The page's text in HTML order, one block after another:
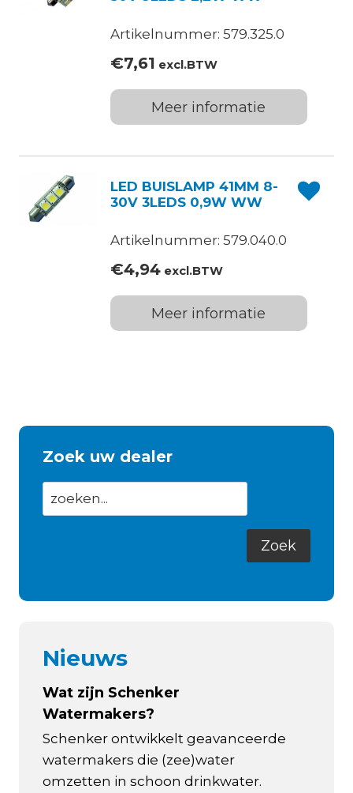
Artikelnummer: 579.325.0
€7,61 excl.BTW
Meer informatie
LED BUISLAMP 41MM 8-
30V 3LEDS 0,9W WW
Artikelnummer: 579.040.0
€4,94excl.BTW
Meer informatie
Zoek uw dealer
Nieuws
Wat zijn Schenker
Watermakers?
Schenker ontwikkelt geavanceerde
watermakers die (zee)water
omzetten in schoon drinkwater.